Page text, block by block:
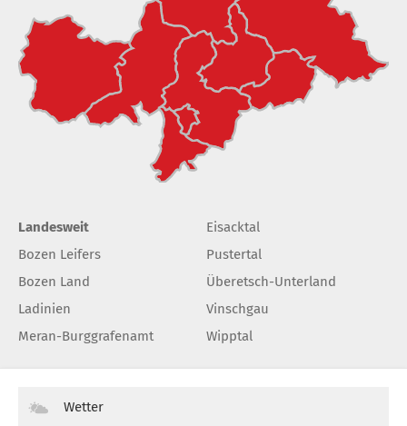
Landesweit
Bozen Leifers
Bozen Land
Ladinien
Meran-Burggrafenamt
Eisacktal
Pustertal
Überetsch-Unterland
Vinschgau
Wipptal
Wetter